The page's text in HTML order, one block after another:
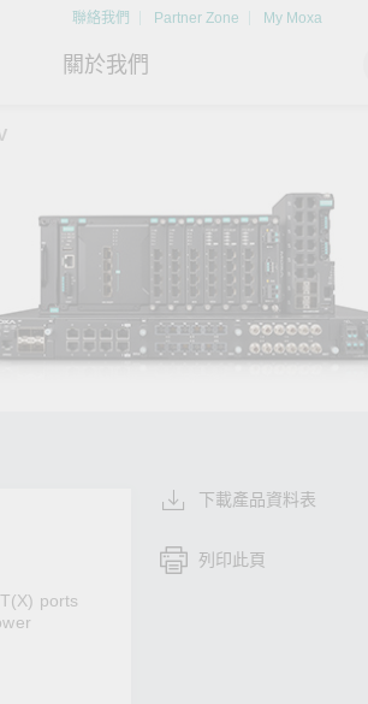
聯絡我們 Partner Zone My Moxa
x86 電腦
ARM 電腦
平板電腦
握
與
掌握綠能脈動
探索 BESS（電池儲能系統）
如何引領能源轉型，打造更潔
文件資料庫
案例研究
技術專文資料庫
關於我們
Moxa 人才小聯盟系統
如同美國職棒聯盟的人才育
成，我們發展 Moxa 人才小聯
ports
下載產品資料表
列印此頁